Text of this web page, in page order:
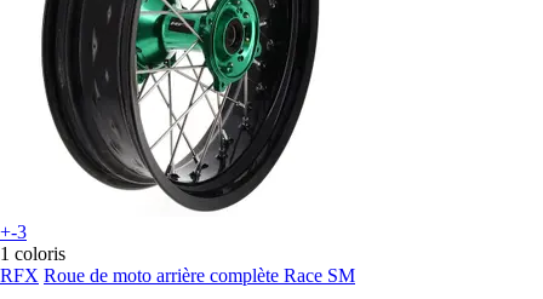
+-3
1 coloris
RFX Roue de moto arrière complète Race SM